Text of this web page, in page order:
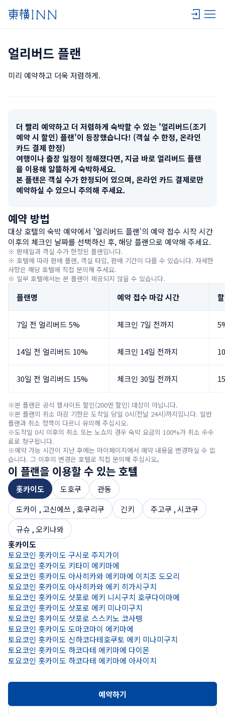
얼리버드 플랜
미리 예약하고 더욱 저렴하게.
더 빨리 예약하고 더 저렴하게 숙박할 수 있는 '얼리버드(조기
예약 시 할인) 플랜'이 등장했습니다! (객실 수 한정, 온라인
카드 결제 한정)
여행이나 출장 일정이 정해졌다면, 지금 바로 얼리버드 플랜
을 이용해 알뜰하게 숙박하세요.
본 플랜은 객실 수가 한정되어 있으며, 온라인 카드 결제로만
예약하실 수 있으니 주의해 주세요.
예약 방법
대상 호텔의 숙박 예약에서 '얼리버드 플랜'의 예약 접수 시작 시간
이후의 체크인 날짜를 선택하신 후, 해당 플랜으로 예약해 주세요.
※ 판매일과 객실 수가 한정된 플랜입니다.
※ 호텔에 따라 판매 플랜, 객실 타입, 판매 기간이 다를 수 있습니다. 자세한
사항은 해당 호텔에 직접 문의해 주세요.
※ 일부 호텔에서는 본 플랜이 제공되지 않을 수 있습니다.
플랜명 예약 접수 마감 시간
7일 전 얼리버드 5% 체크인 7일 전까지
14일 전 얼리버드 10% 체크인 14일 전까지
30일 전 얼리버드 15% 체크인 30일 전까지
※본 플랜은 공식 웹사이트 할인(200엔 할인) 대상이 아닙니다.
※본 플랜의 취소 마감 기한은 도착일 당일 0시(전날 24시)까지입니다. 일반
플랜과 취소 정책이 다르니 유의해 주십시오.
※도착일 0시 이후의 취소 또는 노쇼의 경우 숙박 요금의 100%가 취소 수수
료로 청구됩니다.
※예약 가능 시간이 지난 후에는 마이페이지에서 예약 내용을 변경하실 수 없
습니다. 그 이후의 변경은 호텔로 직접 문의해 주십시오。
이 플랜을 이용할 수 있는 호텔
홋카이도 도호쿠
관동
도카이 , 고신에쓰 , 호쿠리쿠
긴키
주고쿠 , 시코쿠
규슈 , 오키나와
홋카이도
토요코인 홋카이도 구시로 주지가이
토요코인 홋카이도 키타미 에키마에
토요코인 홋카이도 아사히카와 에키마에 이치조 도오리
토요코인 홋카이도 아사히카와 에키 히가시구치
토요코인 홋카이도 삿포로 에키 니시구치 호쿠다이마에
토요코인 홋카이도 삿포로 에키 미나미구치
토요코인 홋카이도 삿포로 스스키노 코사텡
토요코인 홋카이도 도마코마이 에키마에
토요코인 홋카이도 신하코다테호쿠토 에키 미나미구치
토요코인 홋카이도 하코다테 에키마에 다이몬
토요코인 홋카이도 하코다테 에키마에 아사이치
토요코인 아오모리 에키마에
토요코인 신아오모리 에키 히가시구치
토요코인 하치노헤 에키마에
토요코인 모리오카 에키마에
토요코인 모리오카 에키 미나미구치 에키마에
토요코인 기타카미 에키 신칸센구치
토요코인 키타카미 에키 니시구치
토요코인 이치노세키 에키마에
토요코인 아키타 에키 히가시구치
토요코인 센다이 히가시구치1
토요코인 센다이 히가시구치2
토요코인 센다이 니시구치 히로세 도오리
토요코인 센다이 에키 니시구치 추오
토요코인 야마가타 에키 니시구치
토요코인 요네자와 에키마에
토요코인 아이즈 와카마쓰 에키마에
토요코인 후쿠시마 에키 니시구치
토요코인 후쿠시마 에키 히가시구치1
토요코인 후쿠시마 에키 히가시구치2
토요코인 코리야마
토요코인 신시라카와 에키마에
토요코인 이와키 에키마에
토요코인 우쓰노미야 에키마에1
토요코인 우쓰노미야 에키마에2
토요코인 도부 우쓰노미야 에키 니시구치
토요코인 나스시오바라 에키 니시구치
토요코인 호스피탈인 독쿄의과대학
토요코인 오야마 에키 히가시구치1
토요코인 오야마 에키 히가시구치2
토요코인 마에바시 에키마에
토요코인 키류 에키마에 미나미구치
토요코인 다카사키 에키 니시구치1
토요코인 다카사키 에키 니시구치2
토요코인 군마 이세사키 에키마에
토요코인 구마가야 에키 키타구치
토요코인 오미야 에키 히가시구치
토요코인 사이타마 신토신
토요코인 사이타마 이와쓰키 에키마에
토요코인 우라와미소노 에키 히가시구치
토요코인 가스카베 에키 니시구치
토요코인 니시카와구치 에키
토요코인 가와구치 에키마에
토요코인 사이타마 토다코엔 에키 니시구치
토요코인  기타토다 에키 히가시구치
토요코인 사이타마 미사토 에키마에
토요코인 야시오 에키마에
토요코인 기타아사카 에키 니시구치
토요코인 치바 에키마에
토요코인 치바 에키 히가시구치
토요코인 치바미나토 에키마에
토요코인 치바 마쿠하리
토요코인 니시후나바시 바라키인터
토요코인 치바 신카마가야 에키마에
토요코인 마쓰도 에키 히가시구치
토요코인 가시와 에키 니시구치
토요코인 가시와 에키 히가시구치
토요코인 인바니혼이다이 에키마에
토요코인 나리타 공항 혼칸
토요코인 소데가우라 에키 키타구치
토요코인 도쿄 토자이센 기바 에키
토요코인 도쿄 가야바초 에키
토요코인 도쿄 미노와에키
토요코인 도쿄 아키바 아사쿠사바시 에키 히가시구치
토요코인 도쿄 칸다 아키하바라
토요코인 도쿄 니혼바시바쿠로초
토요코인 도쿄 니혼바시 제이무쇼 마에
토요코인 도쿄 니혼바시 미쓰코시 마에 A4
토요코인 도쿄 에키 신오하시 마에
토요코인 도쿄 오쓰카 에키 키타구치1
토요코인 도쿄 야마노테센 오쓰카 에키 키타구치2
토요코인 도쿄 이케부쿠로 키타구치2
토요코인 도쿄 신주쿠 카부키초
토요코인 도쿄 아카바네 에키 히가시구치
토요코인 가와사키 에키마에 이사고
토요코인 가와사키 에키마에 시약쇼 도오리
토요코인 무사시 나카하라 에키마에
토요코인 요코하마 쓰루미 에키 히가시구치
토요코인 요코하마 신코야스 에키마에
토요코인 요코하마스타지아무 마에1
토요코인 요코하마스타지아무 마에2
토요코인 요코하마 사쿠라기초
토요코인 Jr. 요코하마 이세자키초자마치
토요코인 요코하마센 후치노베 에키 미나미구치
토요코인 후타마타가와 에키 키타구치
토요코인 쇼난 히라쓰카 에키 키타구치1
토요코인 쇼난 히라쓰카 에키 키타구치2
토요코인 쇼난 치가사키 에키 키타구치
토요코인 후지카와구치코 오하시
토요코인 나가노 에키 젠코지구치
토요코인 나가노 에키 히가시구치
토요코인 사쿠다이라 에키 아사마구치
토요코인 마쓰모토 에키마에 혼마치
토요코인 쓰바메산조 에키마에
토요코인 신타카오카 에키 신칸센 미나미구치
토요코인 가나자와 켄로쿠엔 코린보
토요코인 후쿠이 에키마에
토요코인 쓰루가 에키마에
토요코인 고텐바 에키마에
토요코인 후지산 미시마 에키
토요코인 신후지 에키 미나미구치
토요코인 후지산 누마즈 에키 키타구치1
토요코인 시즈오카 에키 키타구치
토요코인 시즈오카 에키 미나미구치
토요코인 시즈오카 시미즈 에키마에
토요코인 하마마쓰 에키 키타구치
토요코인 하마마쓰 에키 미나미구치
토요코인 가케가와 에키 신칸센 미나미구치
토요코인 나고야 마루노우치
토요코인 나고야 에키 신칸센구치
토요코인 나고야 에키 사쿠라 도오리구치 신칸
토요코인 나고야 메이 에키 미나미
토요코인 나고야 사카에
토요코인 나고야 가나야마
토요코인 메이테쓰 지류 에키마에
토요코인 도요하시 에키 히가시구치
토요코인 나고야 오와리 이치노미야 에키마에
토요코인 중부국제공항1
토요코인 중부국제공항2
토요코인 미카와안죠 에키 신칸센 미나미구치2
토요코인 기후 하시마 에키 신칸센 미나미구치
토요코인 쓰 에키 니시구치
토요코인 긴테쓰 욧카이치 에키 키타구치
토요코인 이세시 에키
토요코인 마이바라 에키 신칸센 니시구치
토요코인 히코네 에키 히가시구치
토요코인 교토 비와코 오쓰
토요코인 교토 시조오미야
토요코인 교토 고조오미야
토요코인 교토 고조카라스마
토요코인 교토 시조카라스마
토요코인 교토 니조조 미나미
토요쿄인 나라 신오미야 에키마에
토요코인 긴테쓰 나라 에키마에
토요쿄인 나라 오지 에키 미나미구치
토요코인 오사카 가도마시 에키마에
토요코인 히가시오사카
토요코인 신오사카 추오구치 혼칸
토요코인 신오사카 추오구치 신칸
토요코인 신오사카 에키 히가시구치
토요코인 신오사카 히가시미쿠니 에키마에
토요코인 오사카 한큐 주소 에키 니시구치1
토요코인 오사카 한큐 쥬소 에키 니시구치2
토요코인 오사카 우메다 나카쓰1
토요코인 오사카 우메다 나카쓰2
토요코인 오사카 우메다 히가시
토요코인 오사카 JR 노다 에키마에
토요코인 오사카 교바시 사쿠라노미야
토요코인 오사카 덴진바시스지로쿠초메
토요코인 JR 와카야마 에키 히가시구치
토요코인 한신 아마가사키 에키마에
토요코인 고베 산노미야 에키 시야쿠쇼 마에
토요코인 고베산노미야에키히가시
토요코인 고베산노미야에키마에
토요코인 히메지 에키 신칸센 키타구치
토요코인 반슈 아코 에키마에
토요코인 오카야마 에키 니시구치 미기
토요코인 오카야마 에키 니시구치 히로바
토요코인 오카야마 에키 히가시구치
토요코인 구라시키 에키 미나미구치
토요코인 히로시마 헤이와 오도오리
토요코인 히로시마 에키 미나미구치 미기
토요코인 히로시마 에키마에 오하시 미나미
토요코인 히로시마 에키 스타지아무 마에
토요코인 히로시마 에키 신칸센구치1
토요코인 히로시마 에키 신칸센구치2
토요코인 히가시히로시마 사이조 에키마에
토요코인 히가시히로시마 에키마에
토요코인 후쿠야마 에키 신칸센 미나미구치
토요코인 돗토리에키 미나미구치
토요코인 돗토리에키 키타구치
토요코인 요나고 에키마에
토요코인 마쓰에 에키마에
토요코인 이즈모시 에키마에
토요코인 하마다 에키 키타구치
토요코인 신야마구치 에키 신칸센구치
토요코인 이와쿠니 에키 니시구치
토요코인 도쿠야마 에키 신칸센구치
토요코인 도쿠야마 에키 키타구치
토요코인 우베신카와 에키
토요코인 시모노세키가이쿄유메타와 마에
토요코인 다카마쓰 효고마치
토요코인 다카마쓰에키마에
토요코인 마루가메 에키마에
토요코인 니이하마 에키마에
토요코인 도쿠시마에키마에
토요코인 도쿠시마에키 비잔구치
토요코인 고치
토요코인 하카타 에키 미나미
토요코인 하카타 에키 버스터미널 마에
토요코인 하카타 에키마에 기온
토요코인 하카타 니시 나카스
토요코인 고쿠라 에키 신칸센구치
토요코인 고쿠라 에키 키타구치
토요코인 고쿠라 에키 미나미구치
토요코인 기타큐슈공항
토요코인 사가 에키마에
토요코인 나가사키 에키마에
토요코인 사세보 에키마에
토요코인 대마도 히타카츠
토요코인 대마도 이즈하라
토요코인 오이타 에키마에
토요코인 오이타 나카쓰 에키마에
토요코인 미야자키 에키마에
토요코인 미야자키 추오도오리
토요코인 사쓰마센다이 에키 히가시구치
토요코인 가고시마 텐몬칸1
토요코인 가고시마 텐몬칸2
토요코인 가고시마추오 에키 히가시구치
토요코인 가고시마 추오 에키 니시구치
토요코인 오키나와 나하 코쿠사이도오리 미에바시 에키
토요코인 오키나와 나하 아사히바시 에키마에
토요코인 오키나와 나하 신토신 오모로마치
토요코인 오키나와 나하 오모로마치 에키마에
토요코인 오키나와 이시가키지마
예약하기